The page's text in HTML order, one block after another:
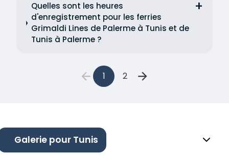
Quelles sont les heures
d'enregistrement pour les ferries
Grimaldi Lines de Palerme à Tunis et de
Tunis à Palerme ?
1 2
Galerie pour Tunis